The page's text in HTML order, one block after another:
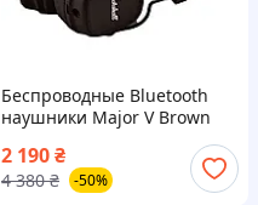
Беспроводные Bluetooth
наушники Major V Brown
2 190₴
4 380 ₴ -50%